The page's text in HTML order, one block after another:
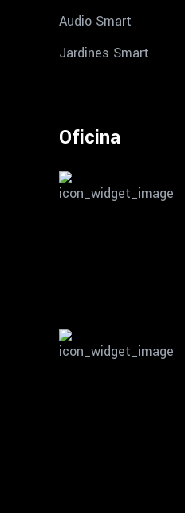
Audio Smart
Jardines Smart
Oficina